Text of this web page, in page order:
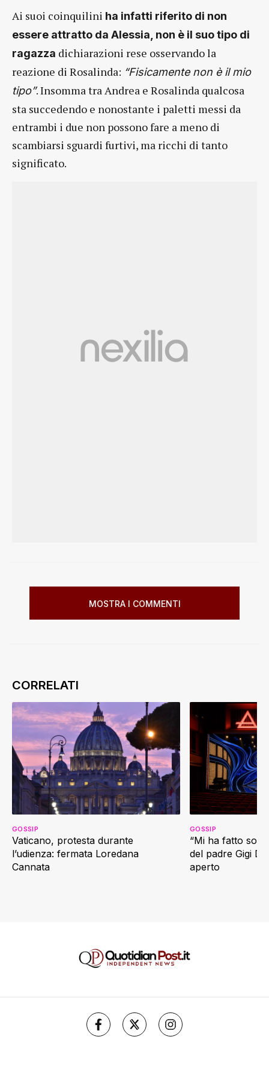
Ai suoi coinquilini ha infatti riferito di non
essere attratto da Alessia, non è il suo tipo di
ragazza dichiarazioni rese osservando la
reazione di Rosalinda: “Fisicamente non è il mio
tipo”. Insomma tra Andrea e Rosalinda qualcosa
sta succedendo e nonostante i paletti messi da
entrambi i due non possono fare a meno di
scambiarsi sguardi furtivi, ma ricchi di tanto
significato.
MOSTRA I COMMENTI
Vaticano, protesta durante
l’udienza: fermata Loredana
Cannata
GOSSIP
“Mi ha fatto
del padre Gigi
aperto
GOSSIP